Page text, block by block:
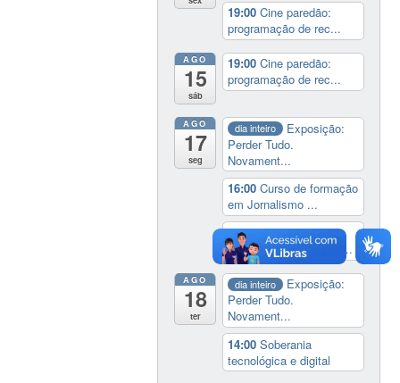
19:00Cine paredão:
programação de rec...
AGO
15
sáb
19:00Cine paredão:
programação de rec...
AGO
17
seg
dia inteiro
Exposição:
Perder Tudo.
Novament...
16:00Curso de formação
em Jornalismo ...
19:00Aula Magna do
IELA: Homenagem ao...
AGO
18
ter
dia inteiro
Exposição:
Perder Tudo.
Novament...
14:00Soberania
tecnológica e digital